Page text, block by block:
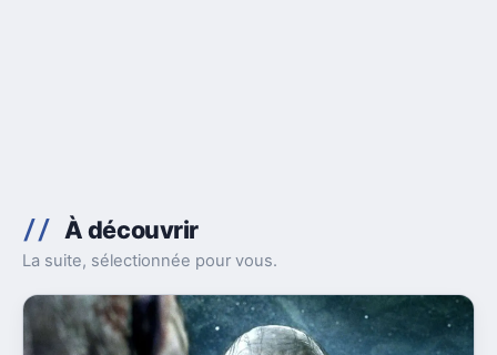
À découvrir
La suite, sélectionnée pour vous.